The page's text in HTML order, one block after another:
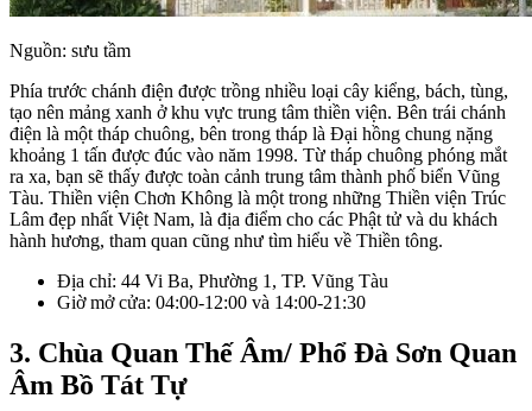
Nguồn: sưu tầm
Phía trước chánh điện được trồng nhiều loại cây kiểng, bách, tùng,
tạo nên mảng xanh ở khu vực trung tâm thiền viện. Bên trái chánh
điện là một tháp chuông, bên trong tháp là Đại hồng chung nặng
khoảng 1 tấn được đúc vào năm 1998. Từ tháp chuông phóng mắt
ra xa, bạn sẽ thấy được toàn cảnh trung tâm thành phố biển Vũng
Tàu. Thiền viện Chơn Không là một trong những Thiền viện Trúc
Lâm đẹp nhất Việt Nam, là địa điểm cho các Phật tử và du khách
hành hương, tham quan cũng như tìm hiểu về Thiền tông.
Địa chỉ: 44 Vi Ba, Phường 1, TP. Vũng Tàu
Giờ mở cửa: 04:00-12:00 và 14:00-21:30
3. Chùa Quan Thế Âm/ Phổ Đà Sơn Quan
Âm Bồ Tát Tự